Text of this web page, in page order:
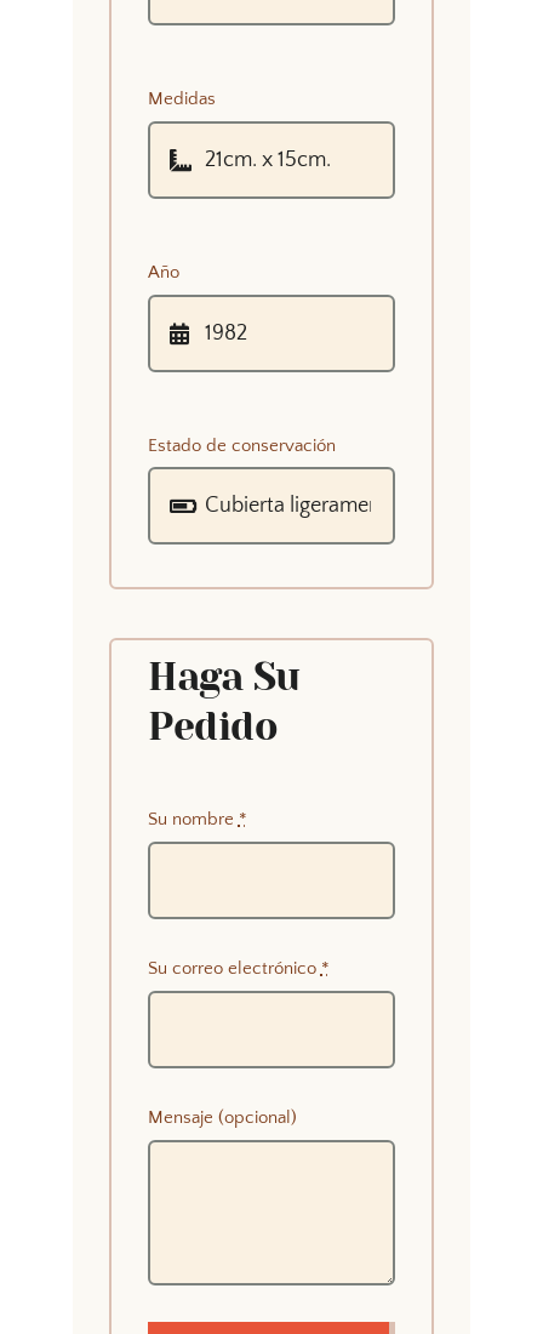
Medidas
Año
Estado de conservación
Haga Su
Pedido
Su nombre *
Su correo electrónico *
Mensaje (opcional)